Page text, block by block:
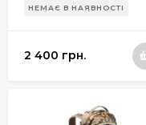
НЕМАЄ В НАЯВНОСТІ
2 400 грн.